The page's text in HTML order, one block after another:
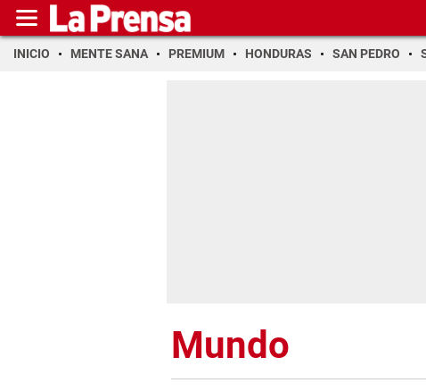
INICIO MENTE SANA PREMIUM HONDURAS SAN PEDRO
Mundo